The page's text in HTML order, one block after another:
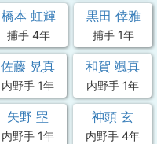
橋本 虹輝
捕手 4年
黒田 倖雅
捕手 1年
佐藤 晃真
内野手 1年
和賀 颯真
内野手 1年
矢野 塁
内野手 1年
神頭 玄
内野手 4年